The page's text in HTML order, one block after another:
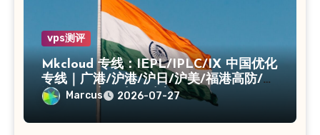
vps测评
Mkcloud 专线：IEPL/IPLC/IX 中国优化
专线｜广港/沪港/沪日/沪美/福港高防/上
海CN2｜入口出口独享IP
Marcus 2026-07-27